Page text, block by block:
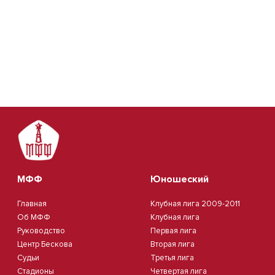
МФФ
Главная
Об МФФ
Руководство
Центр Бескова
Судьи
Стадионы
Юношеский
Клубная лига 2009-2011
Клубная лига
Первая лига
Вторая лига
Третья лига
Четвертая лига